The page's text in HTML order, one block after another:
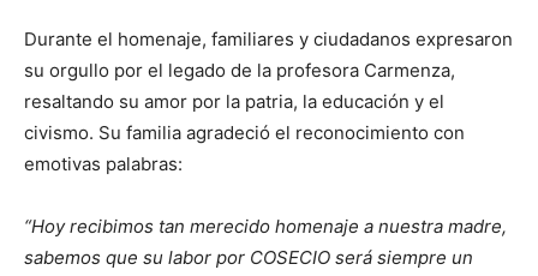
Durante el homenaje, familiares y ciudadanos expresaron
su orgullo por el legado de la profesora Carmenza,
resaltando su amor por la patria, la educación y el
civismo. Su familia agradeció el reconocimiento con
emotivas palabras:
“Hoy recibimos tan merecido homenaje a nuestra madre,
sabemos que su labor por COSECIO será siempre un